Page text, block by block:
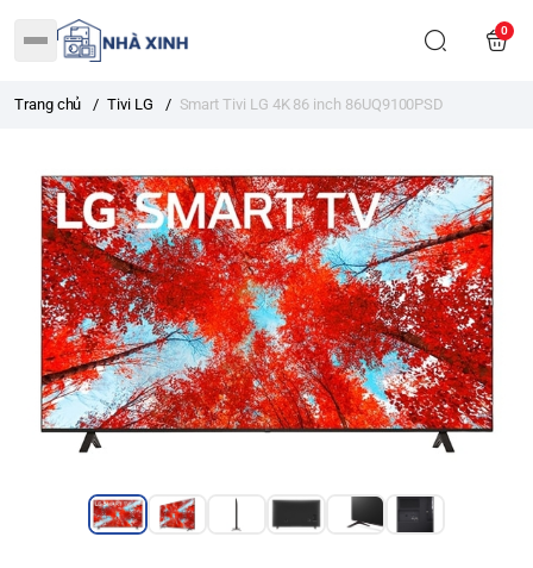
0
Trang chủ / Tivi LG / Smart Tivi LG 4K 86 inch 86UQ9100PSD